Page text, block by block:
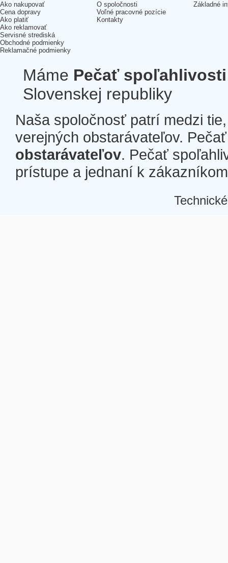
Ako nakupovať
Cena dopravy
Ako platiť
Ako reklamovať
Servisné strediská
Obchodné podmienky
Reklamačné podmienky
O spoločnosti
Voľné pracovné pozície
Kontakty
Základné
Máme Pečať spoľahlivosti
Slovenskej republiky
Naša spoločnosť patrí medzi
verejných obstarávateľov.
obstarávateľov. Pečať
prístupe a jednaní k